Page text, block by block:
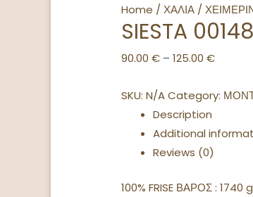
Home /ΧΑΛΙΑ /
SIESTA
90.00€ –125.00€
SKU:N/ACategory:
Description
Additional
Reviews (0)
100% FRISE ΒΑΡΟΣ :